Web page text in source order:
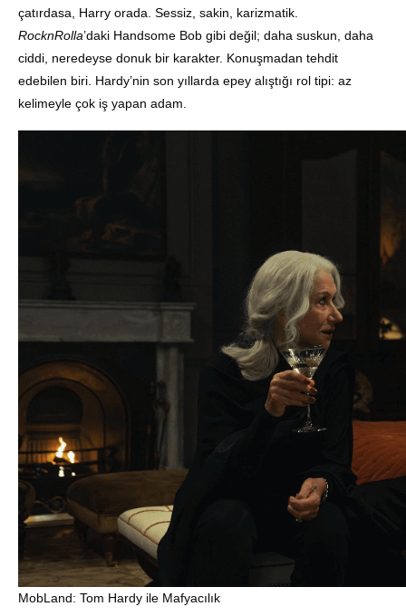
çatırdasa, Harry orada. Sessiz, sakin, karizmatik.
RocknRolla’daki Handsome Bob gibi değil; daha suskun, daha
ciddi, neredeyse donuk bir karakter. Konuşmadan tehdit
edebilen biri. Hardy’nin son yıllarda epey alıştığı rol tipi: az
kelimeyle çok iş yapan adam.
MobLand: Tom Hardy ile Mafyacılık